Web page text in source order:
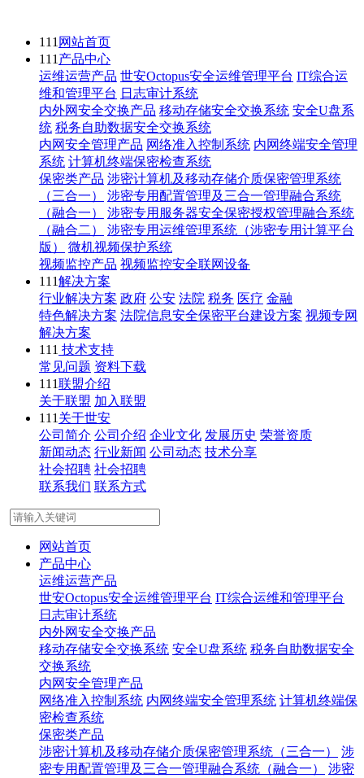
111 网站首页
111 产品中心
运维运营产品 世安Octopus安全运维管理平台 IT综合运
维和管理平台 日志审计系统
内外网安全交换产品 移动存储安全交换系统 安全U盘系
统 税务自助数据安全交换系统
内网安全管理产品 网络准入控制系统 内网终端安全管理
系统 计算机终端保密检查系统
保密类产品 涉密计算机及移动存储介质保密管理系统
（三合一）
涉密专用配置管理及三合一管理融合系统
（融合一）
涉密专用服务器安全保密授权管理融合系统
（融合二）
涉密专用运维管理系统（涉密专用计算平台
版）
微机视频保护系统
视频监控产品 视频监控安全联网设备
111解决方案
行业解决方案 政府 公安 法院 税务 医疗 金融
特色解决方案 法院信息安全保密平台建设方案 视频专网
解决方案
111 技术支持
常见问题 资料下载
111联盟介绍
关于联盟 加入联盟
111 关于世安
公司简介 公司介绍 企业文化 发展历史 荣誉资质
新闻动态 行业新闻 公司动态 技术分享
社会招聘 社会招聘
联系我们 联系方式
网站首页
产品中心
运维运营产品
世安Octopus安全运维管理平台 IT综合运维和管理平台
日志审计系统
内外网安全交换产品
移动存储安全交换系统 安全U盘系统 税务自助数据安全
交换系统
内网安全管理产品
网络准入控制系统 内网终端安全管理系统 计算机终端保
密检查系统
保密类产品
涉密计算机及移动存储介质保密管理系统（三合一）
涉
密专用配置管理及三合一管理融合系统（融合一）
涉密